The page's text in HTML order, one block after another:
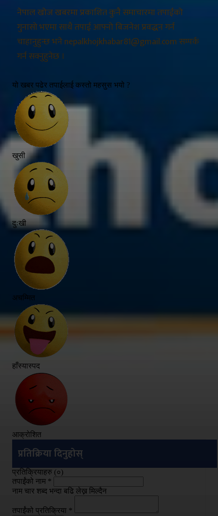
नेपाल खोज खबरमा प्रकाशित कुनै समाचारमा तपाईंको
गुनासो भएमा साथै तपाई आफ्नो बिजनेश प्रवद्धन गर्न
चाहानुहुन्छ भने nepalkhojkhabar81@gmail.com सम्पर्क
गर्न सक्नुहुनेछ ।
यो खबर पढेर तपाईलाई कस्तो महसुस भयो ?
खुसी
दुःखी
अचम्मित
हाँस्यास्पद
आक्रोशित
प्रतिक्रिया दिनुहोस्
प्रतिक्रियाहरु (०)
तपाईंको नाम *
नाम चार शब्द भन्दा बढि लेख्न मिल्दैन
तपाईंको प्रतिक्रिया *